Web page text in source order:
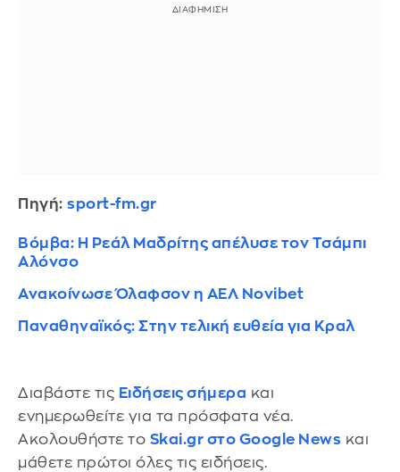
Πηγή: sport-fm.gr
Βόμβα: Η Ρεάλ Μαδρίτης απέλυσε τον Τσάμπι
Αλόνσο
Ανακοίνωσε Όλαφσον η ΑΕΛ Novibet
Παναθηναϊκός: Στην τελική ευθεία για Κραλ
Διαβάστε τις Ειδήσεις σήμερα και
ενημερωθείτε για τα πρόσφατα νέα.
Ακολουθήστε το Skai.gr στο Google News και
μάθετε πρώτοι όλες τις ειδήσεις.